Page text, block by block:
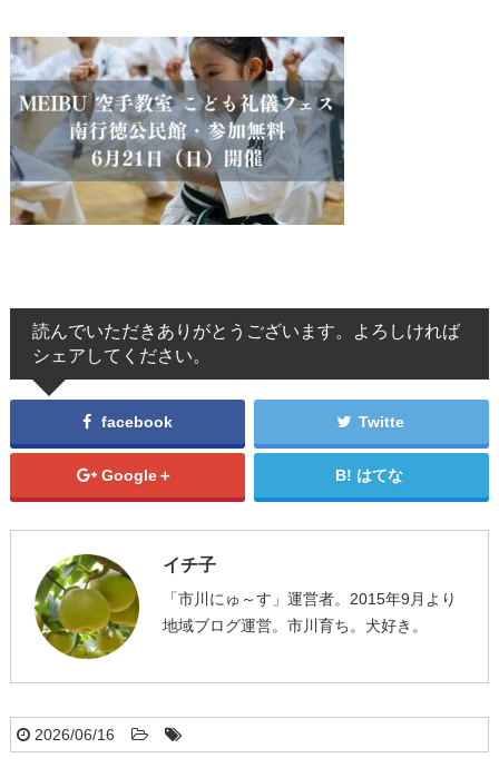
読んでいただきありがとうございます。よろしければ
シェアしてください。
facebook Twitte
Google＋ はてな
イチ子
「市川にゅ～す」運営者。2015年9月より
地域ブログ運営。市川育ち。犬好き。
2026/06/16